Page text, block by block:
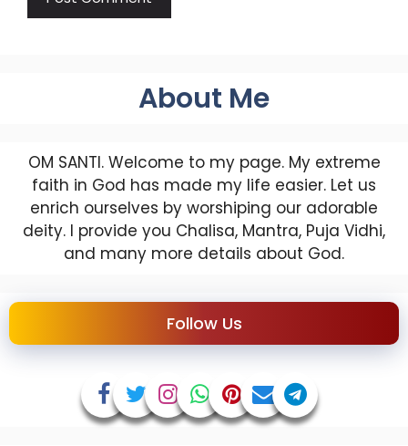
About Me
OM SANTI. Welcome to my page. My extreme
faith in God has made my life easier. Let us
enrich ourselves by worshiping our adorable
deity. I provide you Chalisa, Mantra, Puja Vidhi,
and many more details about God.
Follow Us